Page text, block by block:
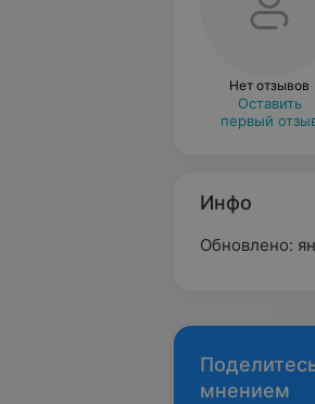
Нет отзывов
Оставить
первый
Инфо
Обновлено:
мнением